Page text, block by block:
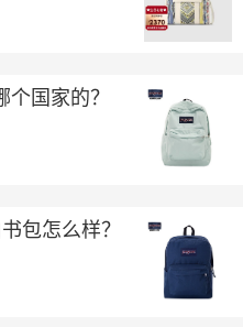
个国家的？
包怎么样？